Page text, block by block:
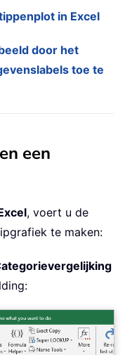
in Excel
door het
toe te
een
, voert u de
te maken: